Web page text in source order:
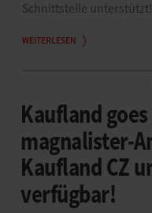
Schnittstelle unterstützt!
WEITERLESEN
Kaufland
magnalister-
Kaufland CZ
verfügbar!